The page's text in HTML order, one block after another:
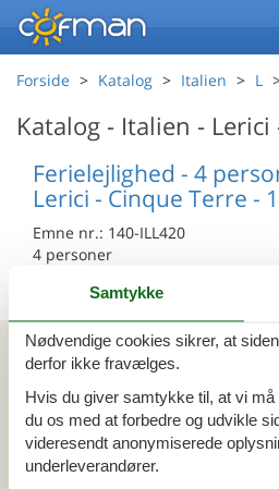
Forside Katalog Italien L
Katalog - Italien -
Ferielejlighed - 4
Lerici - Cinque Terre -
Emne nr.: 140-ILL420
4 personer
Kan vi hjælpe?
Ring (+45)
Man. - fre.
Samtykke
Nødvendige cookies sikrer, at
derfor ikke fravælges.
Hvis du giver samtykke til, at vi
du os med at forbedre og udvikle
videresendt anonymiserede
underleverandører.